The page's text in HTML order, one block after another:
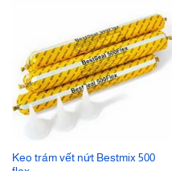
Keo trám vết nứt Bestmix 500